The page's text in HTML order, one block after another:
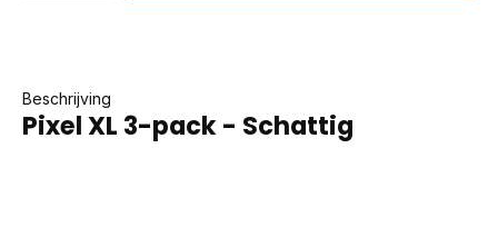
Beschrijving
Pixel XL 3-pack - Schattig